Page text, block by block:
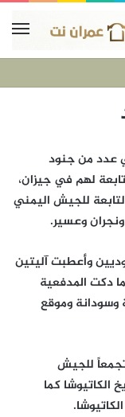
نت: لقي عدد من جنود
لهم في جيزان،
للجيش اليمني
وعسير.
وأعطبت آليتين
دكت المدفعية
وموقع
للجيش
كما